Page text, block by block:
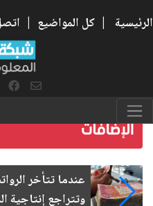
الرئيسية | كل المواضيع |
صمت الطريق بعد